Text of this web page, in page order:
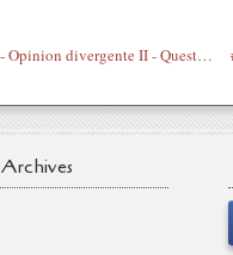
Biens mal acquis - Opinion divergente II - Questions du Gri-Gri - 3/12/2010
Archives